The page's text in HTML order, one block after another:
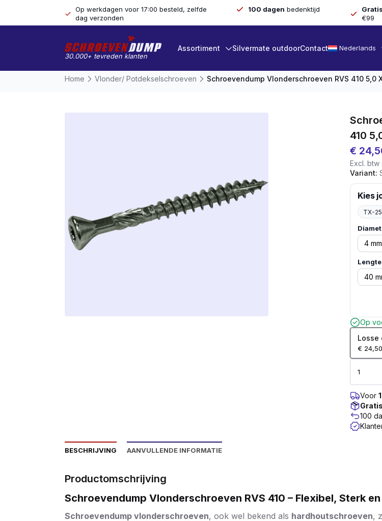
Op werkdagen voor 17:00 besteld, zelfde
dag verzonden
100 dagen bedenktijd Gratis
€99
30.000+ tevreden klanten
Assortiment Silvermate outdoorContact Nederlands
Home Vlonder/ Potdekselschroeven Schroevendump Vlonderschroeven RVS 410 5,0
410
€
Excl. btw
Variant:
Kies
TX-25
4 mm
Lengte
40
Op
Losse
€ 24,50
Voor
Gratis
100
BESCHRIJVING AANVULLENDE INFORMATIE
Productomschrijving
Schroevendump Vlonderschroeven RVS 410 – Flexibel, Sterk
Schroevendump vlonderschroeven, ook wel bekend als hardhoutschroeven,